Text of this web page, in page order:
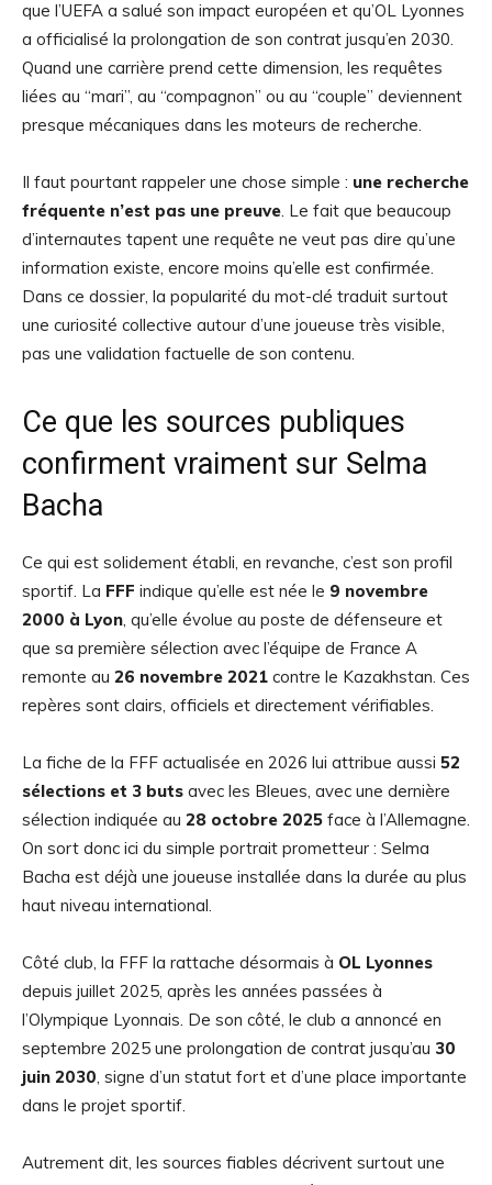
que l’UEFA a salué son impact européen et qu’OL Lyonnes
a officialisé la prolongation de son contrat jusqu’en 2030.
Quand une carrière prend cette dimension, les requêtes
liées au “mari”, au “compagnon” ou au “couple” deviennent
presque mécaniques dans les moteurs de recherche.
Il faut pourtant rappeler une chose simple : une recherche
fréquente n’est pas une preuve. Le fait que beaucoup
d’internautes tapent une requête ne veut pas dire qu’une
information existe, encore moins qu’elle est confirmée.
Dans ce dossier, la popularité du mot-clé traduit surtout
une curiosité collective autour d’une joueuse très visible,
pas une validation factuelle de son contenu.
Ce que les sources publiques
confirment vraiment sur Selma
Bacha
Ce qui est solidement établi, en revanche, c’est son profil
sportif. La FFF indique qu’elle est née le 9 novembre
2000 à Lyon, qu’elle évolue au poste de défenseure et
que sa première sélection avec l’équipe de France A
remonte au 26 novembre 2021 contre le Kazakhstan. Ces
repères sont clairs, officiels et directement vérifiables.
La fiche de la FFF actualisée en 2026 lui attribue aussi 52
sélections et 3 buts avec les Bleues, avec une dernière
sélection indiquée au 28 octobre 2025 face à l’Allemagne.
On sort donc ici du simple portrait prometteur : Selma
Bacha est déjà une joueuse installée dans la durée au plus
haut niveau international.
Côté club, la FFF la rattache désormais à OL Lyonnes
depuis juillet 2025, après les années passées à
l’Olympique Lyonnais. De son côté, le club a annoncé en
septembre 2025 une prolongation de contrat jusqu’au 30
juin 2030, signe d’un statut fort et d’une place importante
dans le projet sportif.
Autrement dit, les sources fiables décrivent surtout une